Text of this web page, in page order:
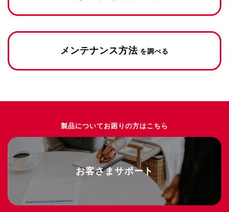
メンテナンス方法 を調べる
製品についてお困りの方はこちら
お客さまサポート